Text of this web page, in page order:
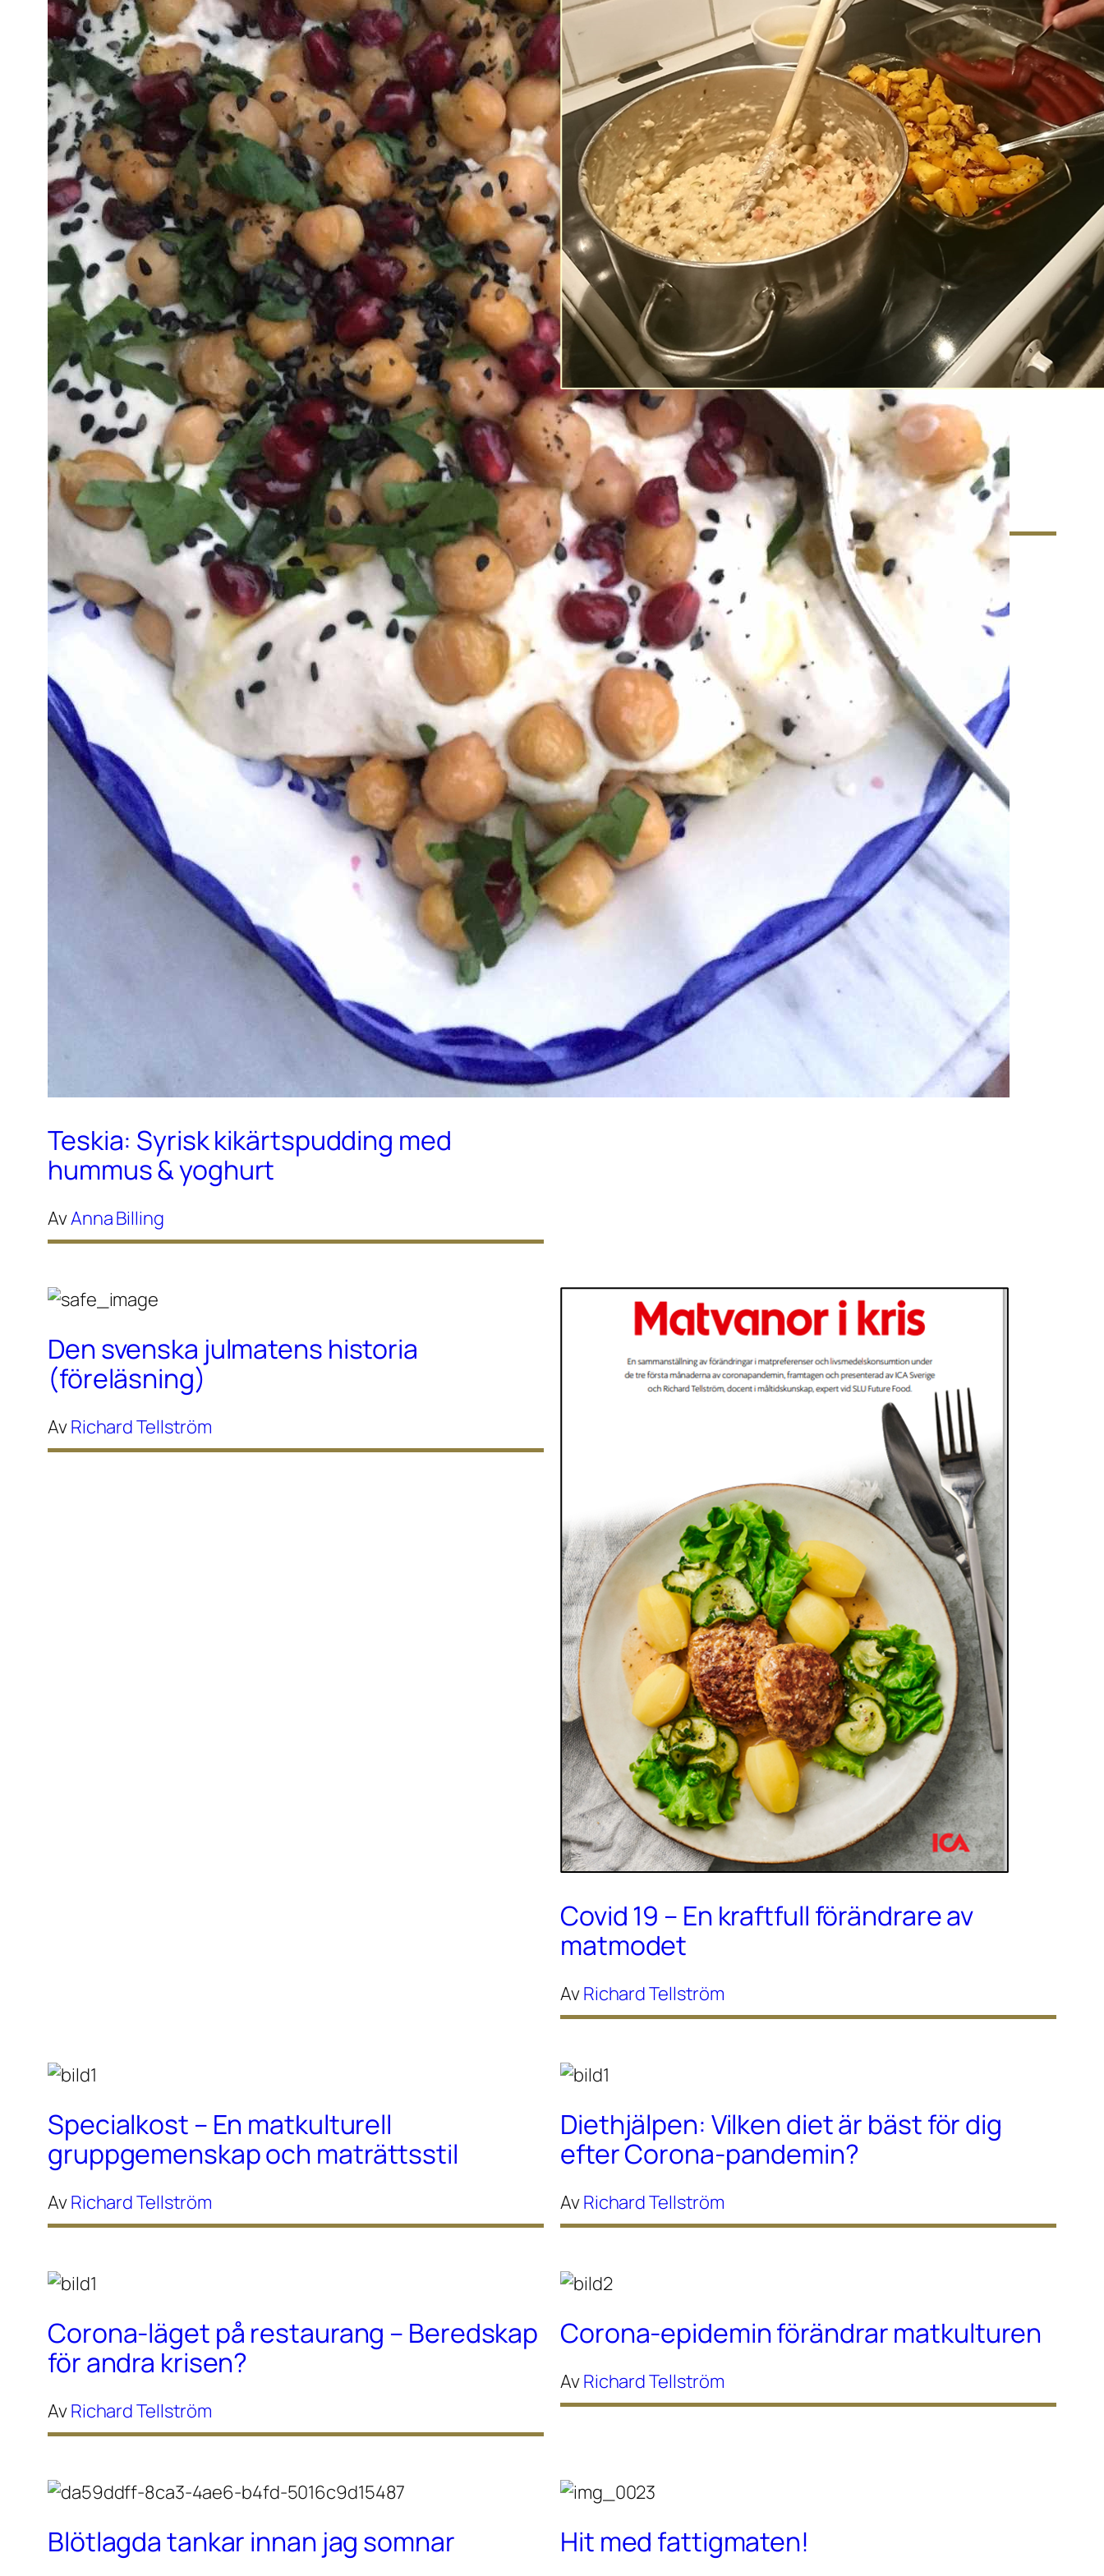
Teskia: Syrisk kikärtspudding med
hummus & yoghurt
AvAnna Billing
Post-Coronans matkultur – Ett nytt
förtroende för matkunnandet
AvRichard Tellström
Den svenska julmatens historia
(föreläsning)
AvRichard Tellström
Covid 19 – En kraftfull förändrare av
matmodet
AvRichard Tellström
Specialkost – En matkulturell
gruppgemenskap och maträttsstil
AvRichard Tellström
Diethjälpen: Vilken diet är bäst för dig
efter Corona-pandemin?
AvRichard Tellström
Corona-läget på restaurang – Beredskap
för andra krisen?
AvRichard Tellström
Corona-epidemin förändrar matkulturen
AvRichard Tellström
Blötlagda tankar innan jag somnar Hit med fattigmaten!